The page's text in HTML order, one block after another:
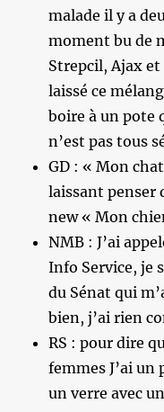
malade il y a
moment bu de
Strepcil, Ajax et
laissé ce
boire à un pote
n’est pas tous
GD : « Mon
laissant penser
new « Mon
NMB : J’ai
Info Service, je
du Sénat qui
bien, j’ai rien
RS : pour dire
femmes J’ai un
un verre avec